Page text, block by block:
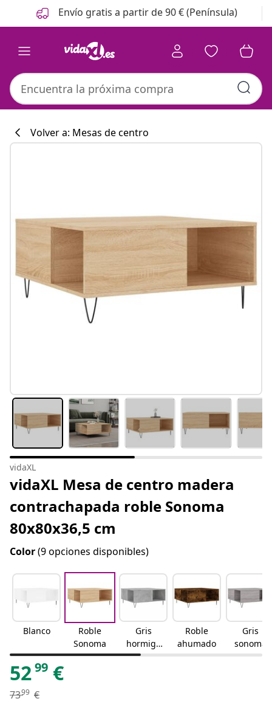
Anterior
Siguiente Envío gratis a partir de 90 € (Península)
#sharemevidaxl
Volver a: Mesas de centro
vidaXL
vidaXL Mesa de centro madera
contrachapada roble Sonoma
80x80x36,5 cm
Color(9 opciones disponibles)
Blanco
Roble
Sonoma
Gris
hormigó
n
Roble
ahumado
Gris
sonoma
5299 €
7399 €